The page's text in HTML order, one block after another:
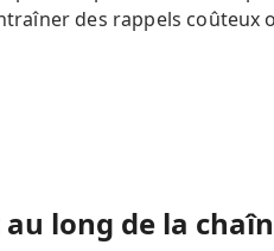
des rappels
long de la